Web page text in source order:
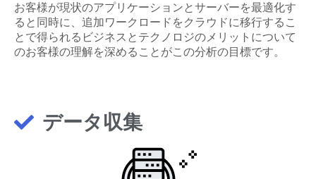
お客様が現状のアプリケーションとサーバーを最適化す
ると同時に、追加ワークロードをクラウドに移行するこ
とで得られるビジネスとテクノロジのメリットについて
のお客様の理解を深めることがこの分析の目標です。
データ収集